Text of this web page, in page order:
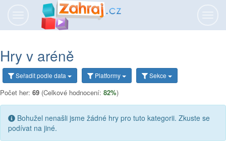
Hry v aréně
Seřaditpodle data Platformy Sekce
Počet her: 69 (Celkové hodnocení: 82%)
Bohužel nenašli jsme žádné hry pro tuto kategorii. Zkuste se
podívat na jiné.